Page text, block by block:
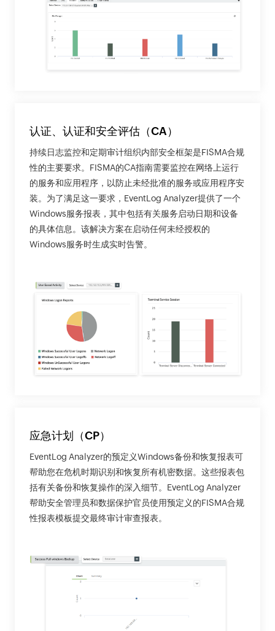
认证、认证和安全评估（CA）
持续日志监控和定期审计组织内部安全框架是FISMA合规
性的主要要求。FISMA的CA指南需要监控在网络上运行
的服务和应用程序，以防止未经批准的服务或应用程序安
装。为了满足这一要求，EventLog Analyzer提供了一个
Windows服务报表，其中包括有关服务启动日期和设备
的具体信息。该解决方案在启动任何未经授权的
Windows服务时生成实时告警。
应急计划（CP）
EventLog Analyzer的预定义Windows备份和恢复报表可
帮助您在危机时期识别和恢复所有机密数据。这些报表包
括有关备份和恢复操作的深入细节。EventLog Analyzer
帮助安全管理员和数据保护官员使用预定义的FISMA合规
性报表模板提交最终审计审查报表。